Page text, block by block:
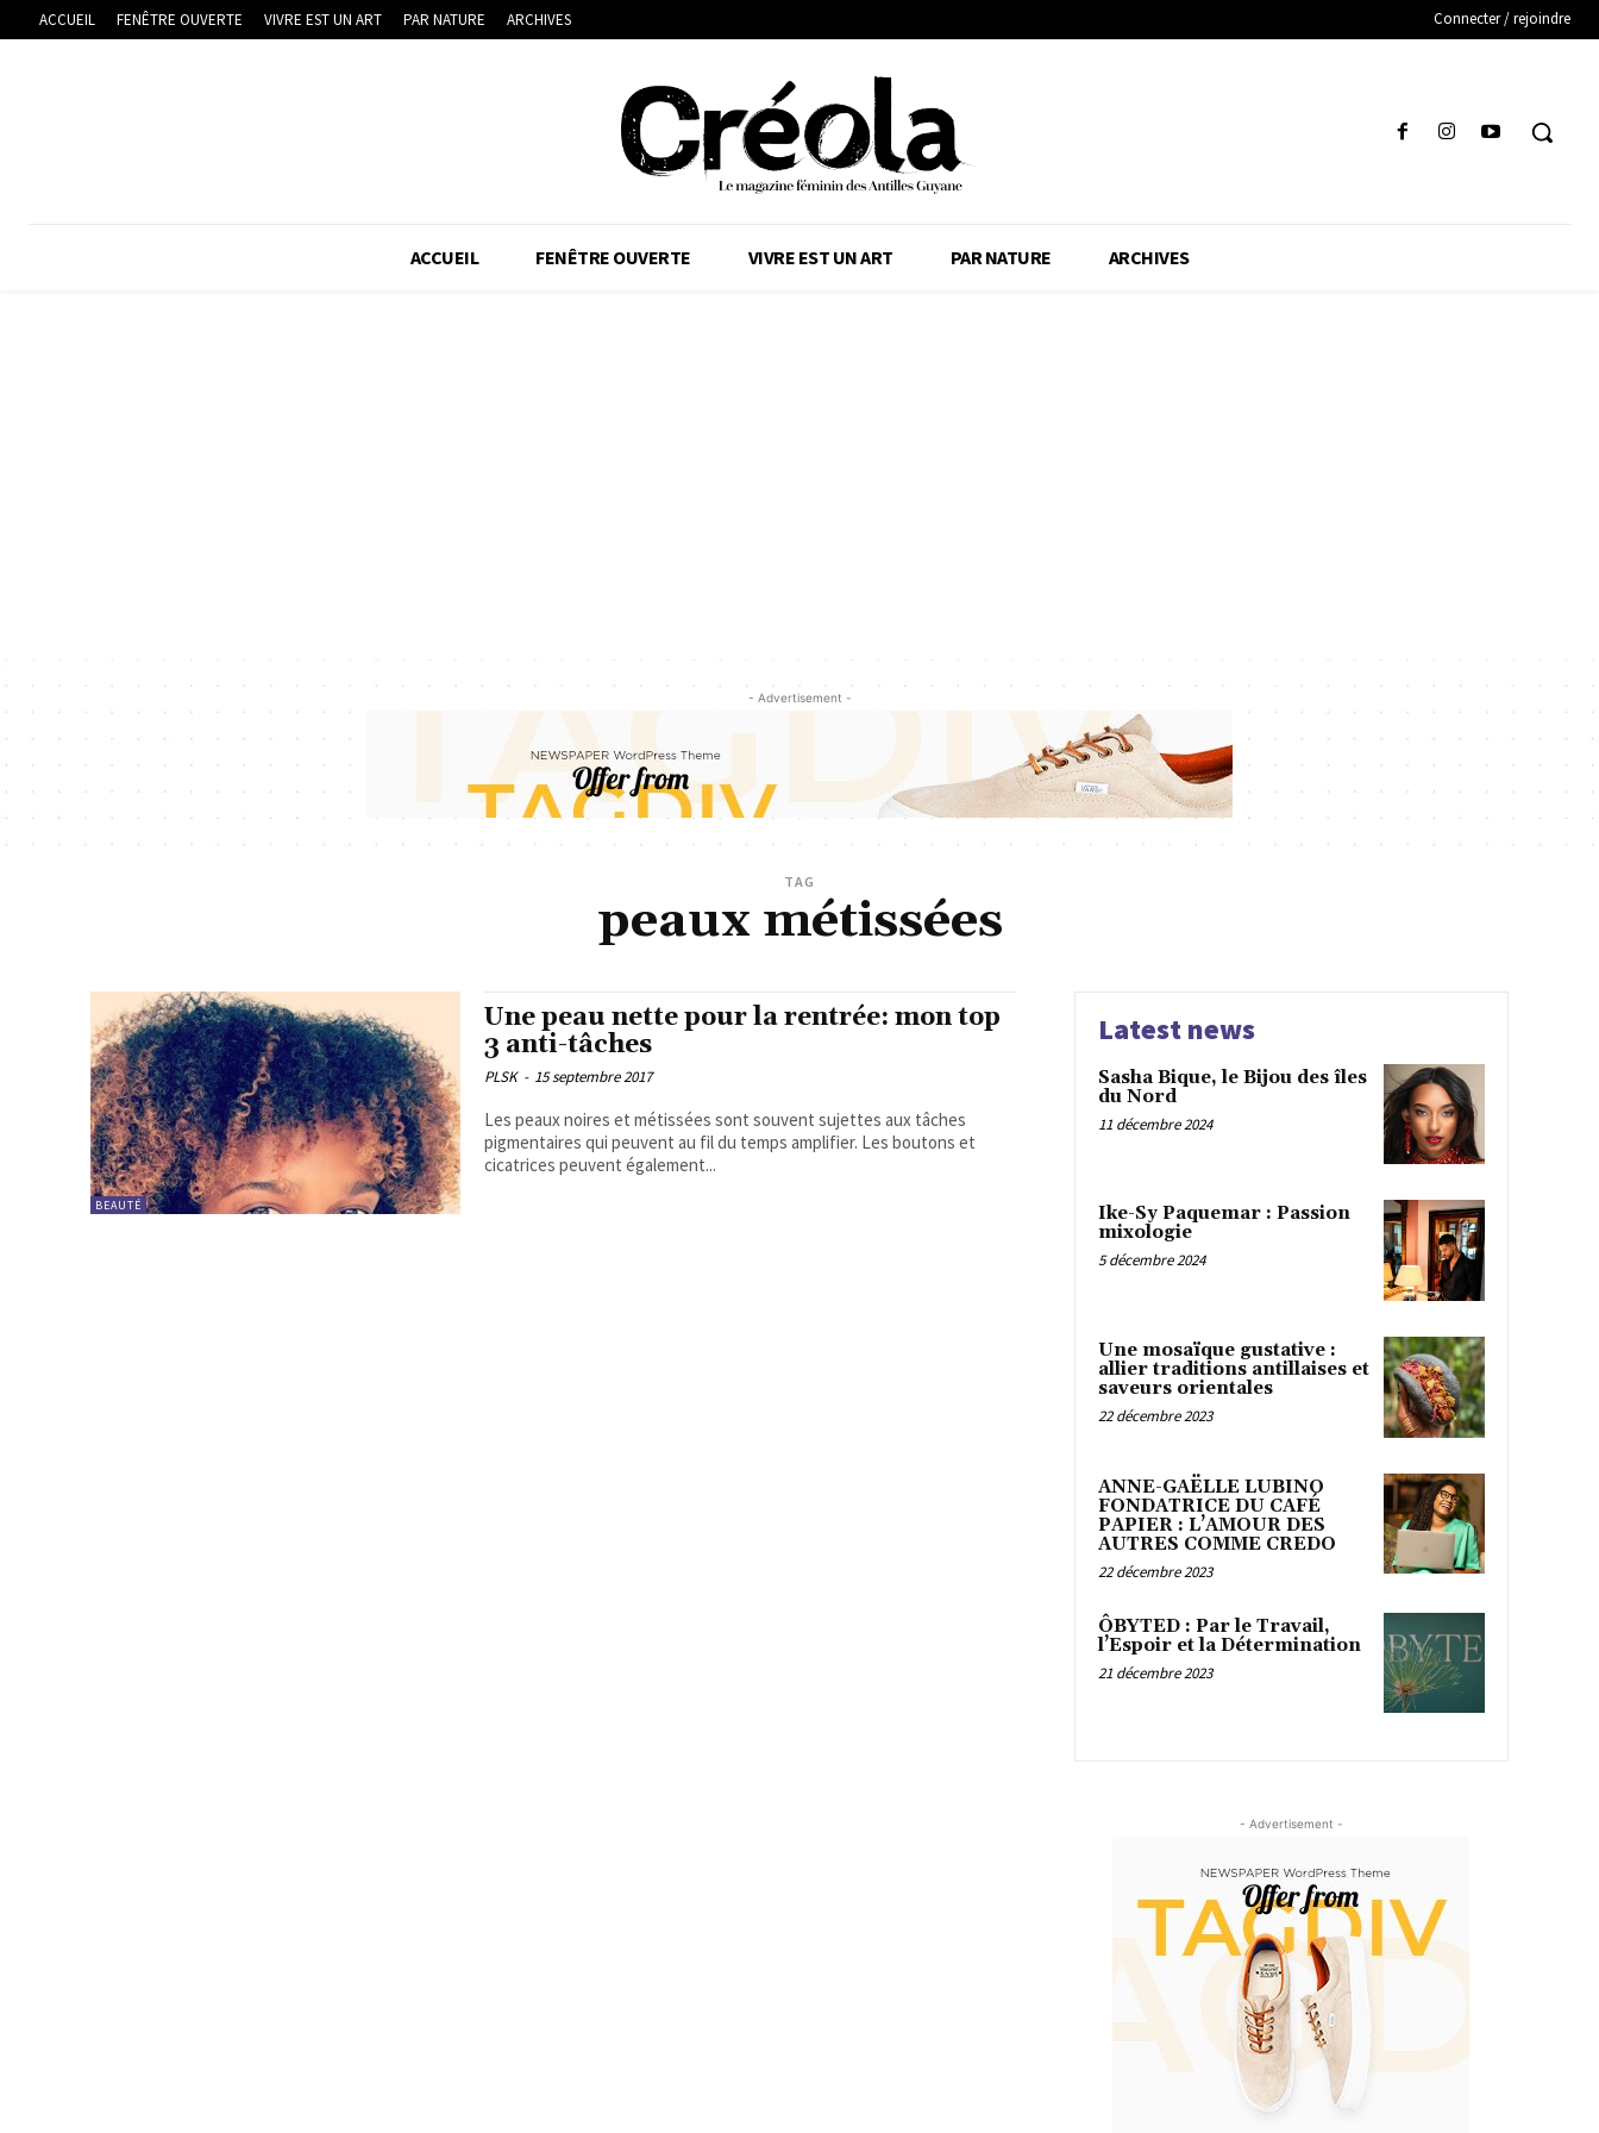
ACCUEIL FENÊTRE OUVERTE VIVRE EST UN ART PAR NATURE ARCHIVES Connecter / rejoindre
ACCUEIL FENÊTRE OUVERTE VIVRE EST UN ART PAR NATURE ARCHIVES
- Advertisement -
TAG
peaux métissées
BEAUTÉ
Une peau nette pour la rentrée: mon top
3 anti-tâches
PLSK - 15 septembre 2017
Les peaux noires et métissées sont souvent sujettes aux tâches
pigmentaires qui peuvent au fil du temps amplifier. Les boutons et
cicatrices peuvent également...
Latest news
Sasha Bique, le Bijou des îles
du Nord
11 décembre 2024
Ike-Sy Paquemar : Passion
mixologie
5 décembre 2024
Une mosaïque gustative :
allier traditions antillaises et
saveurs orientales
22 décembre 2023
ANNE-GAËLLE LUBINO
FONDATRICE DU CAFÉ
PAPIER : L’AMOUR DES
AUTRES COMME CREDO
22 décembre 2023
ÔBYTED : Par le Travail,
l’Espoir et la Détermination
21 décembre 2023
- Advertisement -